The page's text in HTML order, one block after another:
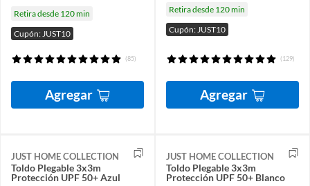
Retira desde 120 min
Cupón: JUST10
(85)
Agregar
Retira desde 120 min
Cupón: JUST10
(129)
Agregar
JUST HOME COLLECTION
Toldo Plegable 3x3m
Protección UPF 50+ Azul
JUST HOME COLLECTION
Toldo Plegable 3x3m
Protección UPF 50+ Blanco